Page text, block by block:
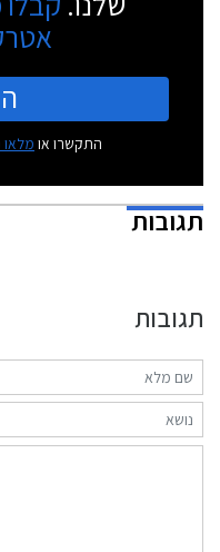
התקשרו או מלאו
תגובות
תגובות